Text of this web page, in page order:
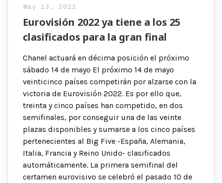
May 13, 2022
Eurovisión 2022 ya tiene a los 25
clasificados para la gran final
Chanel actuará en décima posición el próximo
sábado 14 de mayo El próximo 14 de mayo
veinticinco países competirán por alzarse con la
victoria de Eurovisión 2022. Es por ello que,
treinta y cinco países han competido, en dos
semifinales, por conseguir una de las veinte
plazas disponibles y sumarse a los cinco países
pertenecientes al Big Five -España, Alemania,
Italia, Francia y Reino Unido- clasificados
automáticamente. La primera semifinal del
certamen eurovisivo se celebró el pasado 10 de